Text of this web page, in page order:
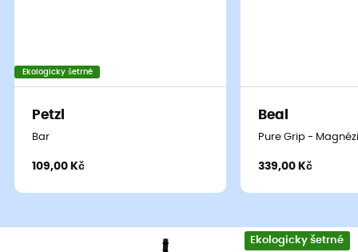
Ekologicky šetrné
Petzl
Bar
109,00 Kč
Beal
Pure Grip -
339,00 Kč
Ekologicky šetrné